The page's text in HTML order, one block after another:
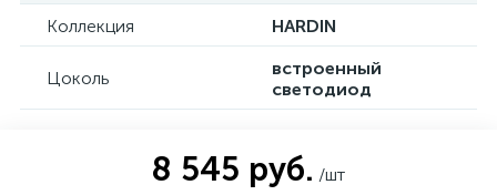
Коллекция HARDIN
Цоколь
встроенный
светодиод
8 545 руб. /шт